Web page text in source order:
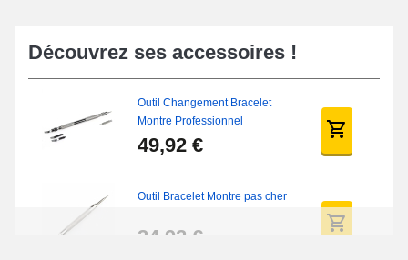
Découvrez ses accessoires !
Outil Changement Bracelet
Montre Professionnel
49,92 €
Outil Bracelet Montre pas cher
34,92 €